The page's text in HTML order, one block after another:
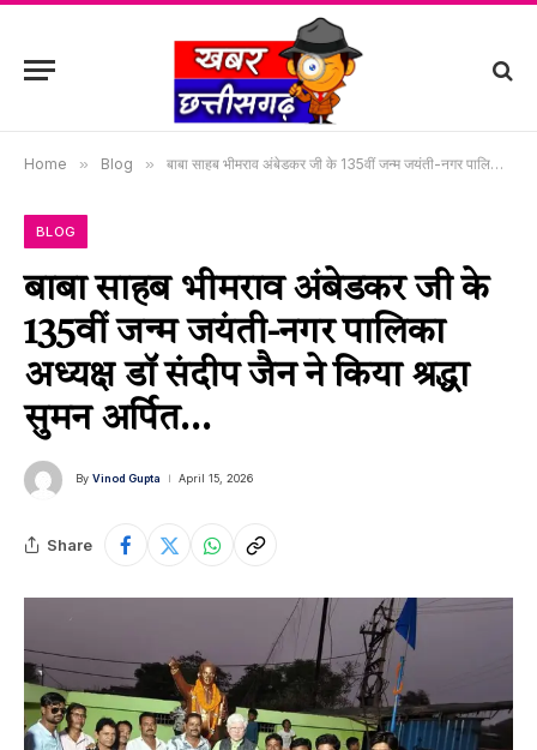
Home » Blog » बाबा साहब भीमराव अंबेडकर जी के 135वीं जन्म जयंती-नगर पालिका अध्यक्ष डॉ संदीप जैन ने किया श्रद्धा सुमन अर्पित…
BLOG
बाबा साहब भीमराव अंबेडकर जी के
135वीं जन्म जयंती-नगर पालिका
अध्यक्ष डॉ संदीप जैन ने किया श्रद्धा
सुमन अर्पित…
By Vinod Gupta April 15, 2026
Share